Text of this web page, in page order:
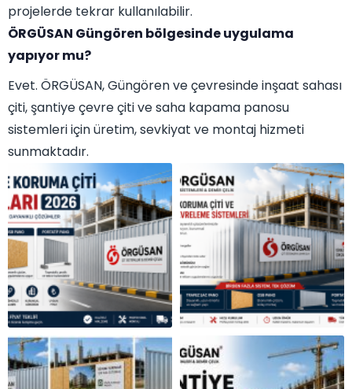
projelerde tekrar kullanılabilir.
ÖRGÜSAN Güngören bölgesinde uygulama
yapıyor mu?
Evet. ÖRGÜSAN, Güngören ve çevresinde inşaat sahası
çiti, şantiye çevre çiti ve saha kapama panosu
sistemleri için üretim, sevkiyat ve montaj hizmeti
sunmaktadır.